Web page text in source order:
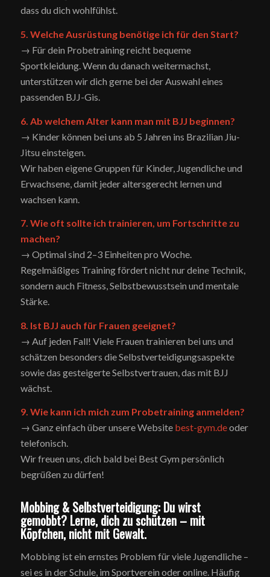
dass du dich wohlfühlst.
5. Welche Ausrüstung benötige ich für den Start?
→ Für dein Probetraining reicht bequeme
Sportkleidung. Wenn du danach weitermachst,
unterstützen wir dich gerne bei der Auswahl eines
passenden BJJ-Gis.
6. Ab welchem Alter kann man mit BJJ beginnen?
→ Kinder können bei uns ab 5 Jahren ins Brazilian Jiu-
Jitsu einsteigen.
Wir haben eigene Gruppen für Kinder, Jugendliche und
Erwachsene, damit jeder altersgerecht lernen und
wachsen kann.
7. Wie oft sollte ich trainieren, um Fortschritte zu
machen?
→ Optimal sind 2–3 Einheiten pro Woche.
Regelmäßiges Training fördert nicht nur deine Technik,
sondern auch Fitness, Selbstbewusstsein und mentale
Stärke.
8. Ist BJJ auch für Frauen geeignet?
→ Auf jeden Fall! Viele Frauen trainieren bei uns und
schätzen besonders die Selbstverteidigungsaspekte
sowie das gesteigerte Selbstvertrauen, das mit BJJ
wächst.
9. Wie kann ich mich zum Probetraining anmelden?
→ Ganz einfach über unsere Website best-gym.deoder
telefonisch.
Wir freuen uns, dich bald bei Best Gym persönlich
begrüßen zu dürfen!
Mobbing & Selbstverteidigung: Du wirst
gemobbt? Lerne, dich zu schützen – mit
Köpfchen, nicht mit Gewalt.
Mobbing ist ein ernstes Problem für viele Jugendliche –
sei es in der Schule, im Sportverein oder online. Häufig